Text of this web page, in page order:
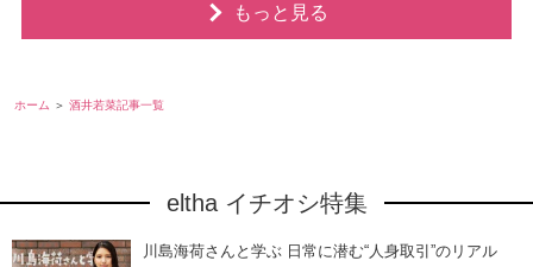
もっと見る
ホーム 酒井若菜記事一覧
eltha イチオシ特集
川島海荷さんと学ぶ 日常に潜む“人身取引”のリアル